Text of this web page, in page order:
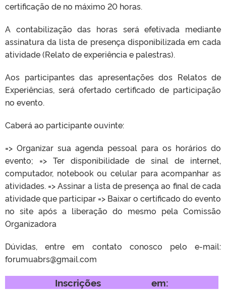
certificação de no máximo 20 horas.
A contabilização das horas será efetivada mediante
assinatura da lista de presença disponibilizada em cada
atividade (Relato de experiência e palestras).
Aos participantes das apresentações dos Relatos de
Experiências, será ofertado certificado de participação
no evento.
Caberá ao participante ouvinte:
=> Organizar sua agenda pessoal para os horários do
evento; => Ter disponibilidade de sinal de internet,
computador, notebook ou celular para acompanhar as
atividades. => Assinar a lista de presença ao final de cada
atividade que participar => Baixar o certificado do evento
no site após a liberação do mesmo pela Comissão
Organizadora
Dúvidas, entre em contato conosco pelo e-mail:
forumuabrs@gmail.com
Inscrições em: